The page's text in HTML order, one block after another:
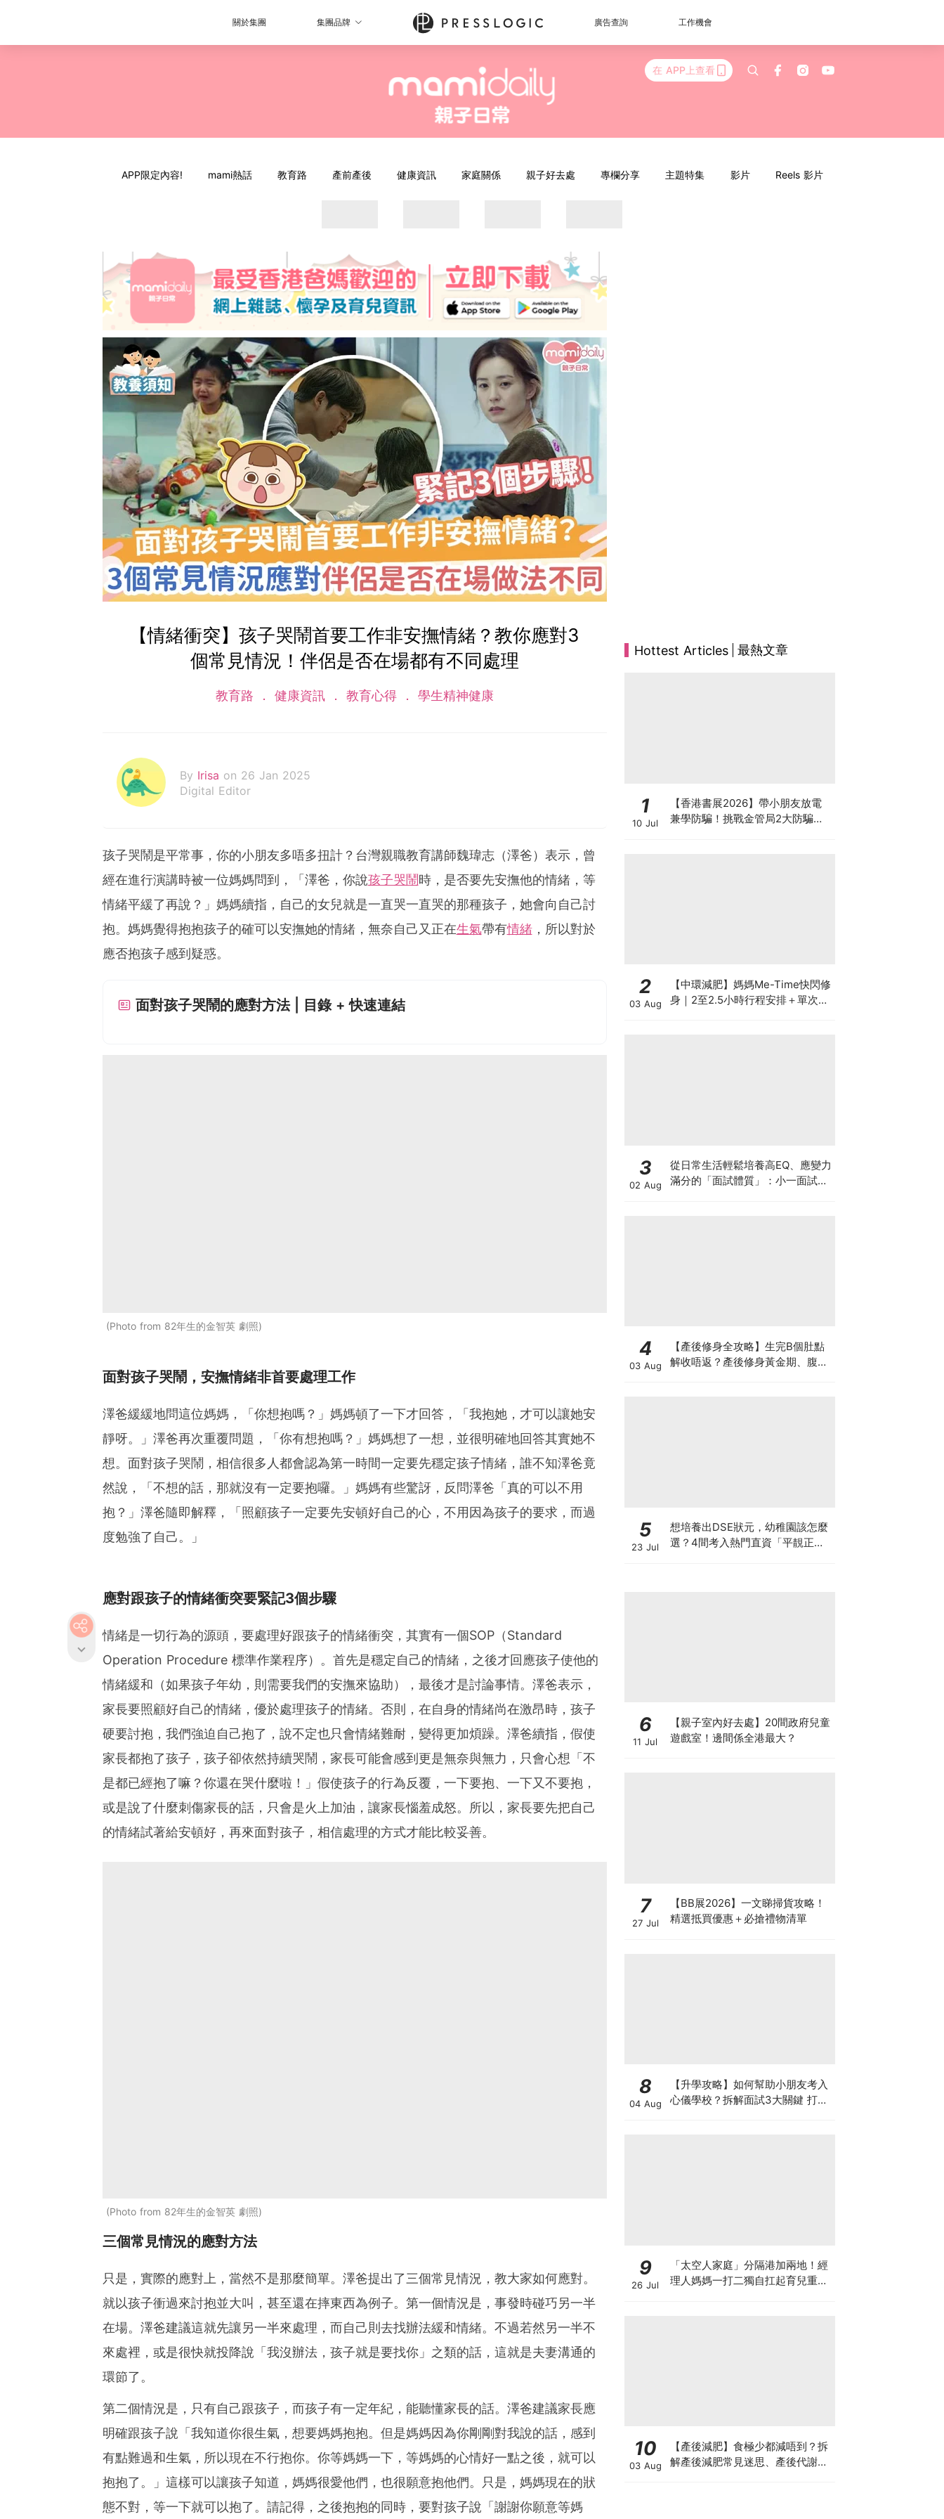
關於集團 集團品牌 廣告查詢 工作機會
在 APP上查看
APP限定內容! mami熱話 教育路 產前產後 健康資訊 家庭關係 親子好去處 專欄分享 主題特集 影片 Reels 影片
【情緒衝突】孩子哭鬧首要工作非安撫情緒？教你應對3
個常見情況！伴侶是否在場都有不同處理
教育路 健康資訊 教育心得 學生精神健康
By Irisa on 26 Jan 2025
Digital Editor
孩子哭鬧是平常事，你的小朋友多唔多扭計？台灣親職教育講師魏瑋志（澤爸）表示，曾
經在進行演講時被一位媽媽問到，「澤爸，你說孩子哭鬧時，是否要先安撫他的情緒，等
情緒平緩了再說？」媽媽續指，自己的女兒就是一直哭一直哭的那種孩子，她會向自己討
抱。媽媽覺得抱抱孩子的確可以安撫她的情緒，無奈自己又正在生氣帶有情緒，所以對於
應否抱孩子感到疑惑。
面對孩子哭鬧的應對方法 | 目錄 + 快速連結
Photo from 82年生的金智英 劇照
面對孩子哭鬧，安撫情緒非首要處理工作
澤爸緩緩地問這位媽媽，「你想抱嗎？」媽媽頓了一下才回答，「我抱她，才可以讓她安
靜呀。」澤爸再次重覆問題，「你有想抱嗎？」媽媽想了一想，並很明確地回答其實她不
想。面對孩子哭鬧，相信很多人都會認為第一時間一定要先穩定孩子情緒，誰不知澤爸竟
然說，「不想的話，那就沒有一定要抱囉。」媽媽有些驚訝，反問澤爸「真的可以不用
抱？」澤爸隨即解釋，「照顧孩子一定要先安頓好自己的心，不用因為孩子的要求，而過
度勉強了自己。」
應對跟孩子的情緒衝突要緊記3個步驟
情緒是一切行為的源頭，要處理好跟孩子的情緒衝突，其實有一個SOP（Standard
Operation Procedure 標準作業程序）。首先是穩定自己的情緒，之後才回應孩子使他的
情緒緩和（如果孩子年幼，則需要我們的安撫來協助），最後才是討論事情。澤爸表示，
家長要照顧好自己的情緒，優於處理孩子的情緒。否則，在自身的情緒尚在激昂時，孩子
硬要討抱，我們強迫自己抱了，說不定也只會情緒難耐，變得更加煩躁。澤爸續指，假使
家長都抱了孩子，孩子卻依然持續哭鬧，家長可能會感到更是無奈與無力，只會心想「不
是都已經抱了嘛？你還在哭什麼啦！」假使孩子的行為反覆，一下要抱、一下又不要抱，
或是說了什麼刺傷家長的話，只會是火上加油，讓家長惱羞成怒。所以，家長要先把自己
的情緒試著給安頓好，再來面對孩子，相信處理的方式才能比較妥善。
Photo from 82年生的金智英 劇照
三個常見情況的應對方法
只是，實際的應對上，當然不是那麼簡單。澤爸提出了三個常見情況，教大家如何應對。
就以孩子衝過來討抱並大叫，甚至還在摔東西為例子。第一個情況是，事發時碰巧另一半
在場。澤爸建議這就先讓另一半來處理，而自己則去找辦法緩和情緒。不過若然另一半不
來處裡，或是很快就投降說「我沒辦法，孩子就是要找你」之類的話，這就是夫妻溝通的
環節了。
第二個情況是，只有自己跟孩子，而孩子有一定年紀，能聽懂家長的話。澤爸建議家長應
明確跟孩子說「我知道你很生氣，想要媽媽抱抱。但是媽媽因為你剛剛對我說的話，感到
有點難過和生氣，所以現在不行抱你。你等媽媽一下，等媽媽的心情好一點之後，就可以
抱抱了。」這樣可以讓孩子知道，媽媽很愛他們，也很願意抱他們。只是，媽媽現在的狀
態不對，等一下就可以抱了。請記得，之後抱抱的同時，要對孩子說「謝謝你願意等媽
Hottest Articles 最熱文章
1
10 Jul
【香港書展2026】帶小朋友放電
兼學防騙！挑戰金管局2大防騙遊
2
03 Aug
【中環減肥】媽媽Me-Time快閃修
身｜2至2.5小時行程安排＋單次收
3
02 Aug
從日常生活輕鬆培養高EQ、應變力
滿分的「面試體質」：小一面試最
4
03 Aug
【產後修身全攻略】生完B個肚點
解收唔返？產後修身黃金期、腹直
5
23 Jul
想培養出DSE狀元，幼稚園該怎麼
選？4間考入熱門直資「平靚正」
6
11 Jul
【親子室內好去處】20間政府兒童
遊戲室！邊間係全港最大？
7
27 Jul
【BB展2026】一文睇掃貨攻略！
精選抵買優惠＋必搶禮物清單
8
04 Aug
【升學攻略】如何幫助小朋友考入
心儀學校？拆解面試3大關鍵 打好
9
26 Jul
「太空人家庭」分隔港加兩地！經
理人媽媽一打二獨自扛起育兒重
10
03 Aug
【產後減肥】食極少都減唔到？拆
解產後減肥常見迷思、產後代謝、